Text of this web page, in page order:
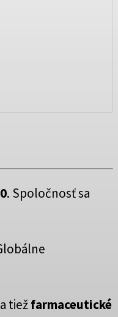
. Spoločnosť sa
tiežfarmaceutické